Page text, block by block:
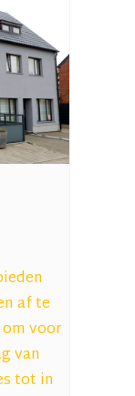
af te
voor
van
tot in